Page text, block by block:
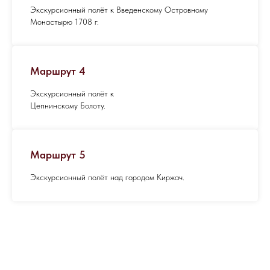
Экскурсионный полёт к Введенскому Островному
Монастырю 1708 г.
Маршрут 4
Экскурсионный полёт к
Цепнинскому Болоту.
Маршрут 5
Экскурсионный полёт над городом Киржач.